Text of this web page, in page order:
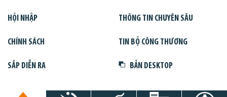
HỘI NHẬP THÔNG TIN CHUYÊN SÂU
CHÍNH SÁCH TIN BỘ CÔNG THƯƠNG
SẮP DIỄN RA BẢN DESKTOP